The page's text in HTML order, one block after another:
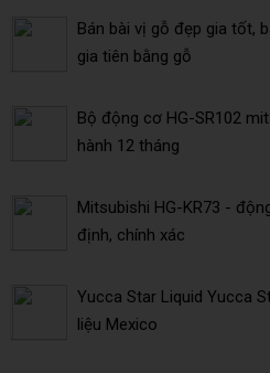
Bán bài vị gỗ đẹp gia tốt,
gia tiên bằng gỗ
Bộ động cơ HG-SR102
hành 12 tháng
Mitsubishi HG-KR73 -
định, chính xác
Yucca Star Liquid Yucca
liệu Mexico